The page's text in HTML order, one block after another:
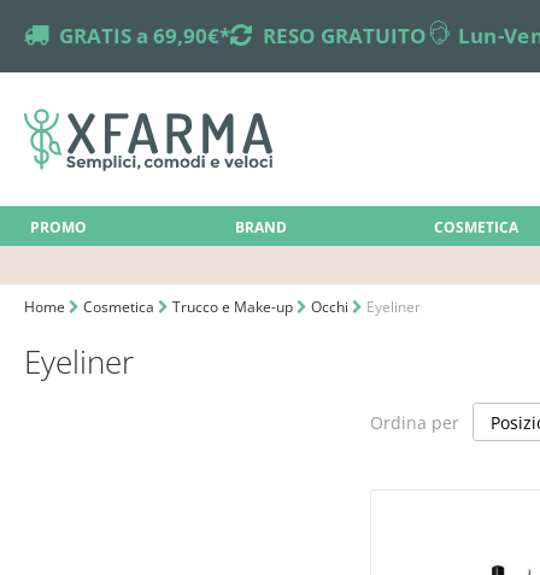
truck GRATIS a 69,90€*returns RESO GRATUITOonline-support Lun-
PROMO BRAND COSMETICA
Home Cosmetica Trucco e Make-up Occhi Eyeliner
Eyeliner
Ordina per